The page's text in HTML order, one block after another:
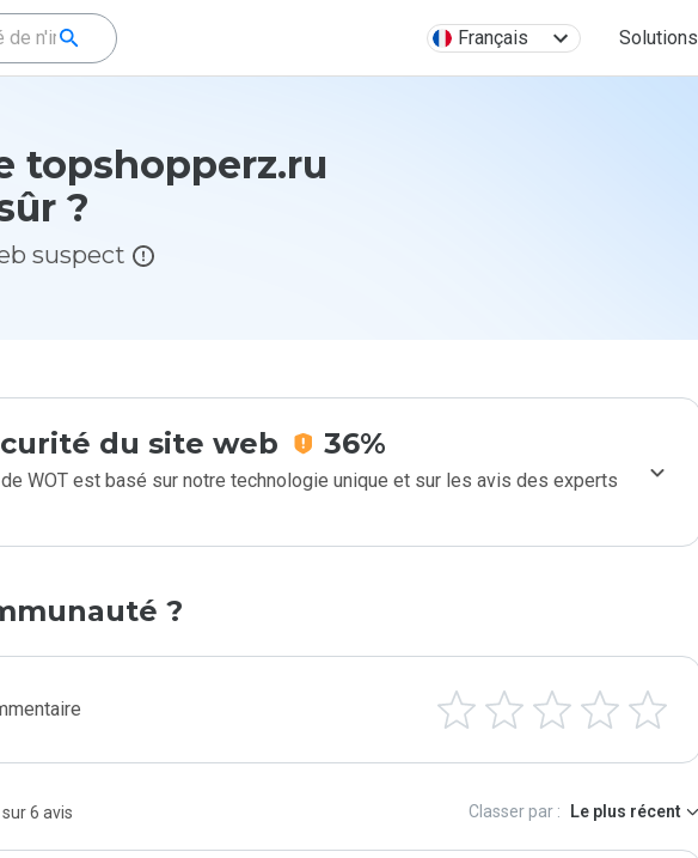
Français Solutions
topshopperz.ru
?
suspect
du site web 36%
WOT est basé sur notre technologie unique et sur les avis des experts
?
6 avis Classer par : Le plus récent